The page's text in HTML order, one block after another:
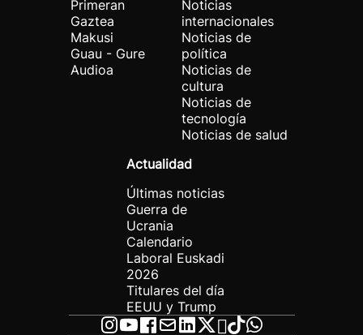
Primeran
Gaztea
Makusi
Guau - Gure
Audioa
Noticias
internacionales
Noticias de
política
Noticias de
cultura
Noticias de
tecnología
Noticias de salud
Actualidad
Últimas noticias
Guerra de
Ucrania
Calendario
Laboral Euskadi
2026
Titulares del día
EEUU y Trump